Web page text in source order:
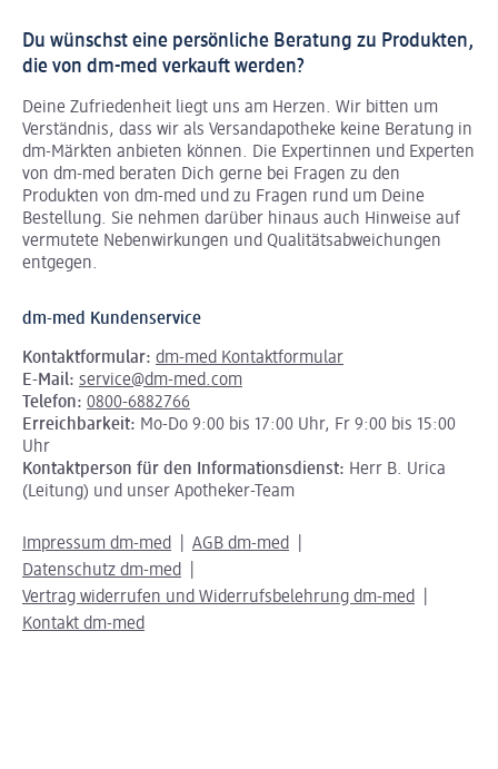
Du wünschst eine persönliche Beratung zu Produkten,
die von dm-med verkauft werden?
Deine Zufriedenheit liegt uns am Herzen. Wir bitten um
Verständnis, dass wir als Versandapotheke keine Beratung in
dm-Märkten anbieten können. Die Expertinnen und Experten
von dm-med beraten Dich gerne bei Fragen zu den
Produkten von dm-med und zu Fragen rund um Deine
Bestellung. Sie nehmen darüber hinaus auch Hinweise auf
vermutete Nebenwirkungen und Qualitätsabweichungen
entgegen.
dm-med Kundenservice
Kontaktformular: dm-med Kontaktformular
E-Mail: service@dm-med.com
Telefon: 0800-6882766
Erreichbarkeit: Mo-Do 9:00 bis 17:00 Uhr, Fr 9:00 bis 15:00
Uhr
Kontaktperson für den Informationsdienst: Herr B. Urica
(Leitung) und unser Apotheker-Team
Impressum dm-med
AGB dm-med
Datenschutz dm-med
Vertrag widerrufen und Widerrufsbelehrung dm-med
Kontakt dm-med